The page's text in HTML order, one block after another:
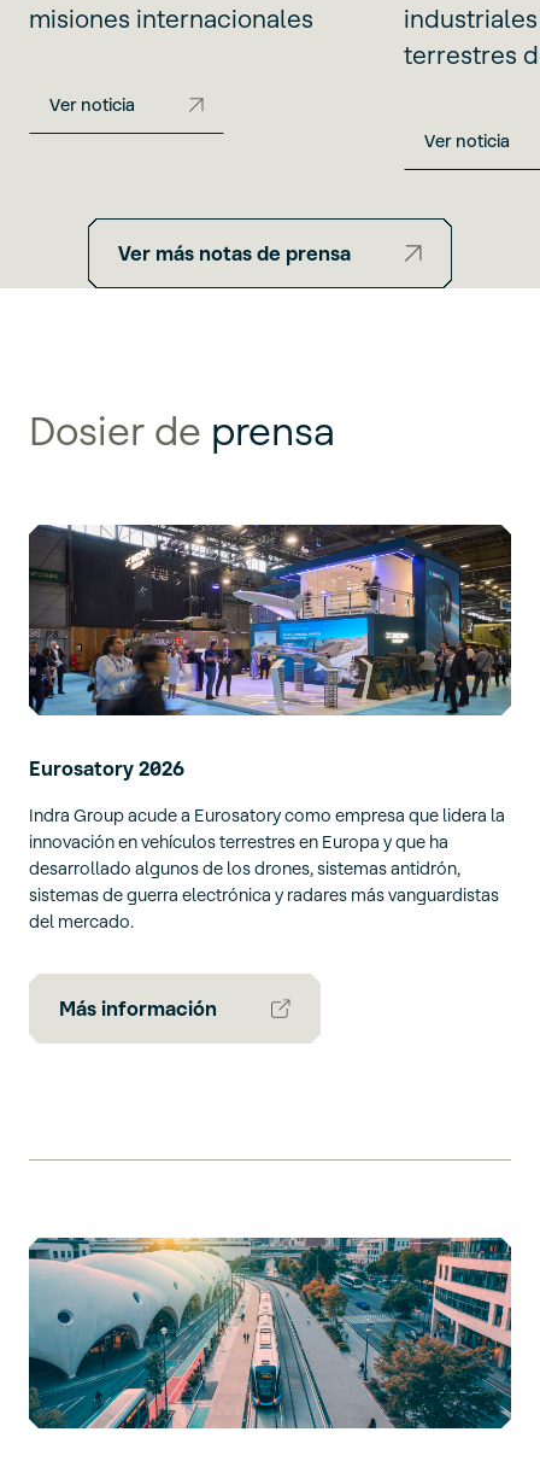
misiones internacionales
Ver noticia
terrestres
Ver noticia
Ver más notas de prensa
Dosier de prensa
Eurosatory 2026
Indra Group acude a Eurosatory como empresa que lidera la
innovación en vehículos terrestres en Europa y que ha
desarrollado algunos de los drones, sistemas antidrón,
sistemas de guerra electrónica y radares más vanguardistas
del mercado.
Más información